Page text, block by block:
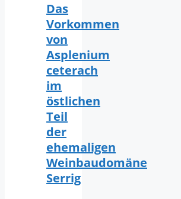
Das
Vorkommen
von
Asplenium
ceterach
im
östlichen
Teil
der
ehemaligen
Weinbaudomäne
Serrig